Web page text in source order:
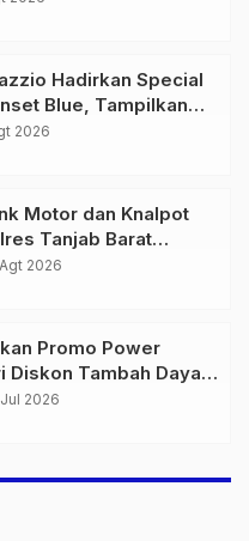
Hadirkan Special
Blue, Tampilkan
Summer yang
2026
Motor dan Knalpot
Tanjab Barat
Kendaraan
2026
Promo Power
Diskon Tambah Daya
GIIAS 2026
2026